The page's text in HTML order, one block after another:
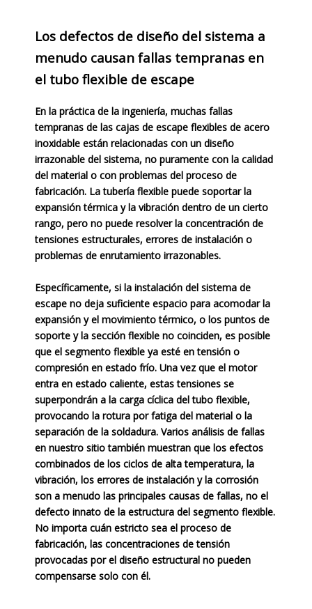
Los defectos de diseño del sistema a
menudo causan fallas tempranas en
el tubo flexible de escape
En la práctica de la ingeniería, muchas fallas
tempranas de las cajas de escape flexibles de acero
inoxidable están relacionadas con un diseño
irrazonable del sistema, no puramente con la calidad
del material o con problemas del proceso de
fabricación. La tubería flexible puede soportar la
expansión térmica y la vibración dentro de un cierto
rango, pero no puede resolver la concentración de
tensiones estructurales, errores de instalación o
problemas de enrutamiento irrazonables.
Específicamente, si la instalación del sistema de
escape no deja suficiente espacio para acomodar la
expansión y el movimiento térmico, o los puntos de
soporte y la sección flexible no coinciden, es posible
que el segmento flexible ya esté en tensión o
compresión en estado frío. Una vez que el motor
entra en estado caliente, estas tensiones se
superpondrán a la carga cíclica del tubo flexible,
provocando la rotura por fatiga del material o la
separación de la soldadura. Varios análisis de fallas
en nuestro sitio también muestran que los efectos
combinados de los ciclos de alta temperatura, la
vibración, los errores de instalación y la corrosión
son a menudo las principales causas de fallas, no el
defecto innato de la estructura del segmento flexible.
No importa cuán estricto sea el proceso de
fabricación, las concentraciones de tensión
provocadas por el diseño estructural no pueden
compensarse solo con él.